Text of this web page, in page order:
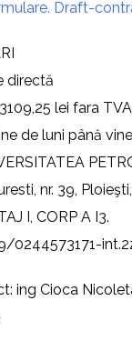
Draft-
directă
lei fara TVA
de luni până
nr. 39,
I, CORP A I3.
0244573171-
ing Cioca